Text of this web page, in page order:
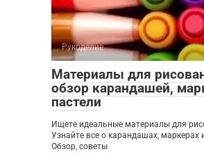
Рукоделие
Материалы для
обзор карандашей,
пастели
Ищете идеальные материалы для
Узнайте все о карандашах, маркерах
Обзор, советы